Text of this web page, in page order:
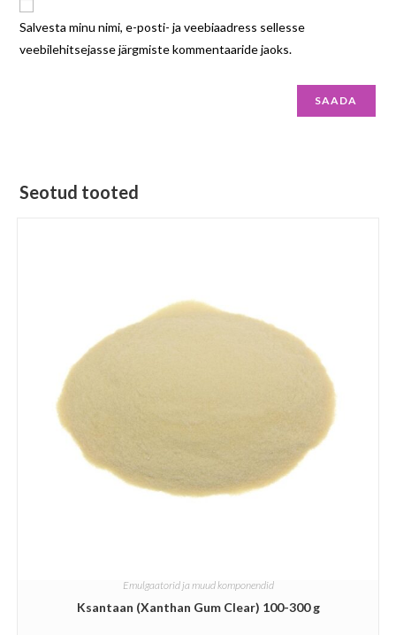
Salvesta minu nimi, e-posti- ja veebiaadress sellesse
veebilehitsejasse järgmiste kommentaaride jaoks.
Seotud tooted
Emulgaatorid ja muud komponendid
Ksantaan (Xanthan Gum Clear) 100-300 g